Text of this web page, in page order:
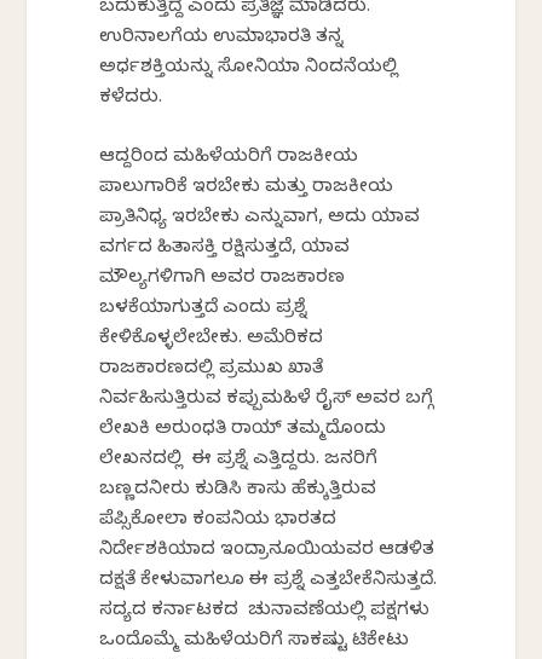
ಬದುಕುತ್ತಿದ್ದೆ ಎಂದು ಪ್ರತಿಜ್ಞೆ ಮಾಡಿದರು.
ಉರಿನಾಲಗೆಯ ಉಮಾಭಾರತಿ ತನ್ನ
ಅರ್ಧಶಕ್ತಿಯನ್ನು ಸೋನಿಯಾ ನಿಂದನೆಯಲ್ಲಿ
ಕಳೆದರು.
ಆದ್ದರಿಂದ ಮಹಿಳೆಯರಿಗೆ ರಾಜಕೀಯ
ಪಾಲುಗಾರಿಕೆ ಇರಬೇಕು ಮತ್ತು ರಾಜಕೀಯ
ಪ್ರಾತಿನಿಧ್ಯ ಇರಬೇಕು ಎನ್ನುವಾಗ, ಅದು ಯಾವ
ವರ್ಗದ ಹಿತಾಸಕ್ತಿ ರಕ್ಷಿಸುತ್ತದೆ, ಯಾವ
ಮೌಲ್ಯಗಳಿಗಾಗಿ ಅವರ ರಾಜಕಾರಣ
ಬಳಕೆಯಾಗುತ್ತದೆ ಎಂದು ಪ್ರಶ್ನೆ
ಕೇಳಿಕೊಳ್ಳಲೇಬೇಕು. ಅಮೆರಿಕದ
ರಾಜಕಾರಣದಲ್ಲಿ ಪ್ರಮುಖ ಖಾತೆ
ನಿರ್ವಹಿಸುತ್ತಿರುವ ಕಪ್ಪುಮಹಿಳೆ ರೈಸ್ ಅವರ ಬಗ್ಗೆ
ಲೇಖಕಿ ಅರುಂಧತಿ ರಾಯ್ ತಮ್ಮದೊಂದು
ಲೇಖನದಲ್ಲಿ ಈ ಪ್ರಶ್ನೆ ಎತ್ತಿದ್ದರು. ಜನರಿಗೆ
ಬಣ್ಣದನೀರು ಕುಡಿಸಿ ಕಾಸು ಹೆಕ್ಕುತ್ತಿರುವ
ಪೆಪ್ಸಿಕೋಲಾ ಕಂಪನಿಯ ಭಾರತದ
ನಿರ್ದೇಶಕಿಯಾದ ಇಂದ್ರಾನೂಯಿಯವರ ಆಡಳಿತ
ದಕ್ಷತೆ ಕೇಳುವಾಗಲೂ ಈ ಪ್ರಶ್ನೆ ಎತ್ತಬೇಕೆನಿಸುತ್ತದೆ.
ಸದ್ಯದ ಕರ್ನಾಟಕದ ಚುನಾವಣೆಯಲ್ಲಿ ಪಕ್ಷಗಳು
ಒಂದೊಮ್ಮೆ ಮಹಿಳೆಯರಿಗೆ ಸಾಕಷ್ಟು ಟಿಕೇಟು